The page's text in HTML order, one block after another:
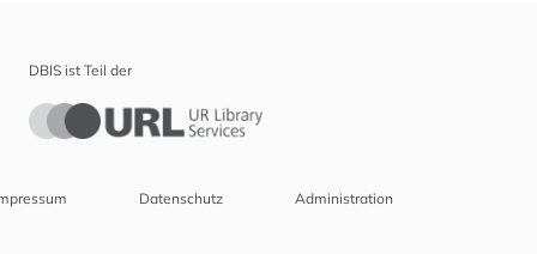
DBIS ist Teil der
Datenschutz Administration